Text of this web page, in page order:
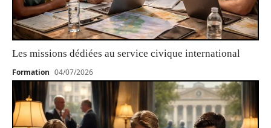
Les missions dédiées au service civique international
Formation 04/07/2026